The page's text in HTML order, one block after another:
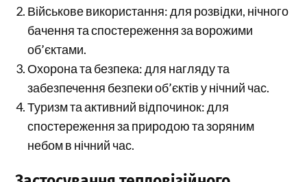
Військове використання: для розвідки, нічного
бачення та спостереження за ворожими
об’єктами.
Охорона та безпека: для нагляду та
забезпечення безпеки об’єктів у нічний час.
Туризм та активний відпочинок: для
спостереження за природою та зоряним
небом в нічний час.